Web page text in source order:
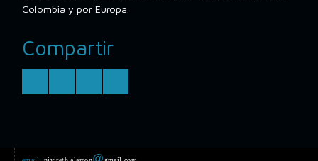
Colombia y por Europa.
Compartir